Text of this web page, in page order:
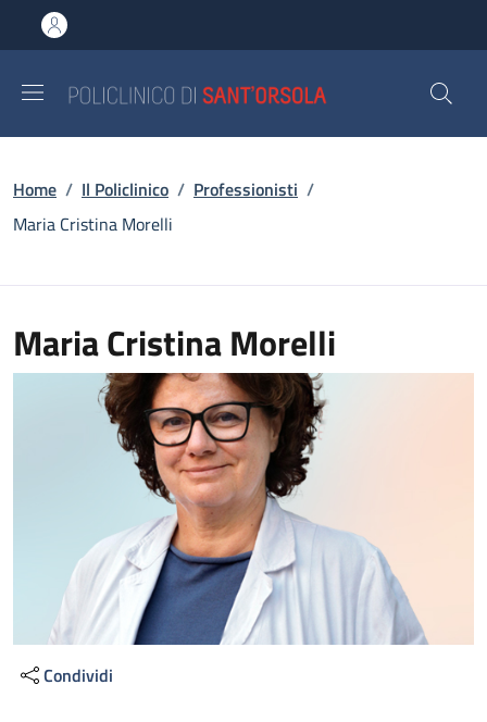
al contenuto principale
to footer content
Briciole di pane
Home / Il Policlinico / Professionisti /
Maria Cristina Morelli
Maria Cristina Morelli
Condividi